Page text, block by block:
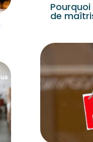
de